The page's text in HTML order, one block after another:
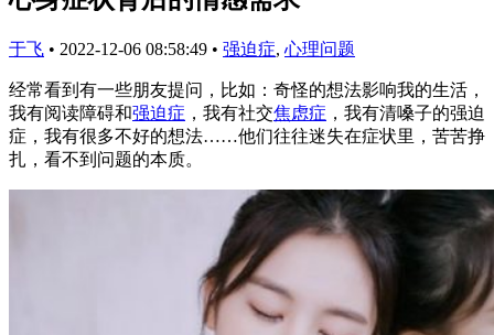
于飞 • 2022-12-06 08:58:49 • 强迫症, 心理问题
经常看到有一些朋友提问，比如：奇怪的想法影响我的生活，
我有阅读障碍和强迫症 ，我有社交焦虑症 ，我有清嗓子的强迫
症，我有很多不好的想法……他们往往迷失在症状里，苦苦挣
扎，看不到问题的本质。